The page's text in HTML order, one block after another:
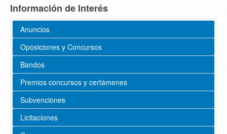
Información de Interés
Anuncios
Oposiciones y Concursos
Bandos
Premios concursos y certámenes
Subvenciones
Licitaciones